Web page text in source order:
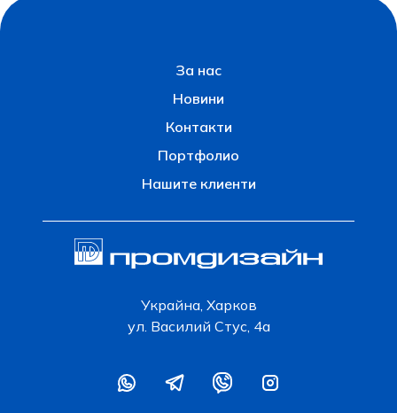
За нас
Новини
Контакти
Портфолио
Нашите клиенти
Украйна, Харков
ул. Василий Стус, 4а